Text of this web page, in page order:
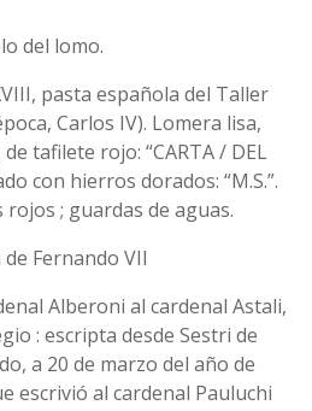
del lomo.
pasta española del Taller
Carlos IV). Lomera lisa,
tafilete rojo: “CARTA / DEL
con hierros dorados: “M.S.”.
; guardas de aguas.
Fernando VII
Alberoni al cardenal Astali,
: escripta desde Sestri de
a 20 de marzo del año de
escrivió al cardenal Pauluchi